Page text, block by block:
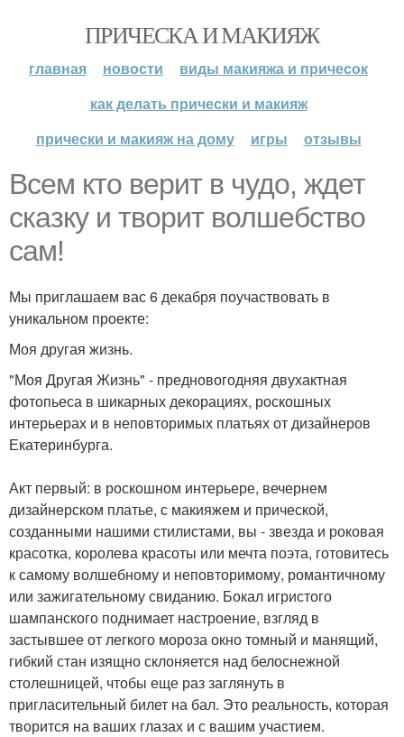
ПРИЧЕСКА И МАКИЯЖ
главная новости
виды макияжа и причесок
как делать прически и макияж
прически и макияж на дому
игры отзывы
Всем кто верит в чудо, ждет
сказку и творит волшебство
сам!
Мы приглашаем вас 6 декабря поучаствовать в
уникальном проекте:
Моя другая жизнь.
"Моя Другая Жизнь" - предновогодняя двухактная
фотопьеса в шикарных декорациях, роскошных
интерьерах и в неповторимых платьях от дизайнеров
Екатеринбурга.
Акт первый: в роскошном интерьере, вечернем
дизайнерском платье, с макияжем и прической,
созданными нашими стилистами, вы - звезда и роковая
красотка, королева красоты или мечта поэта, готовитесь
к самому волшебному и неповторимому, романтичному
или зажигательному свиданию. Бокал игристого
шампанского поднимает настроение, взгляд в
застывшее от легкого мороза окно томный и манящий,
гибкий стан изящно склоняется над белоснежной
столешницей, чтобы еще раз заглянуть в
пригласительный билет на бал. Это реальность, которая
творится на ваших глазах и с вашим участием.